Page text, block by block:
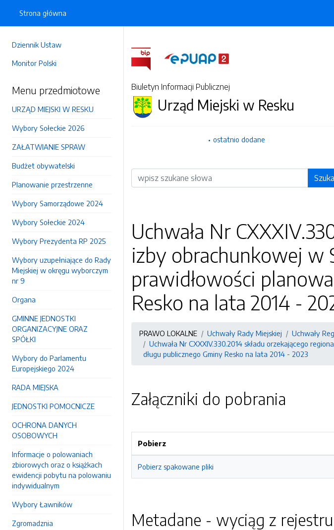
Dziennik Ustaw
Monitor Polski
Menu przedmiotowe
URZĄD MIEJSKI W RESKU
Wybory Sołeckie 2026
ZAŁATWIANIE SPRAW
Budżet obywatelski
Planowanie przestrzenne
Wybory Samorządowe 2024
Wybory Sołeckie 2024
Wybory Prezydenta RP 2025
Wybory uzupełniające do Rady
Miejskiej w okręgu wyborczym
nr 9
Organa
GMINNE JEDNOSTKI
ORGANIZACYJNE ORAZ
SPÓŁKI
Wybory do Parlamentu
Europejskiego 2024
RADA MIEJSKA
JEDNOSTKI POMOCNICZE
OCHRONA DANYCH
OSOBOWYCH
Informacje o polowaniach
zbiorowych oraz o książkach
ewidencji pobytu na polowaniu
indywidualnym
Wybory Ławników
Zgromadznia
Strona główna
Biuletyn Informacji Publicznej
Urząd Miejski w Resku
ostatnio dodane
Wyszukiwarka
Uchwała Nr
izby obrachunkowej w
prawidłowości
Resko na lata 2014 -
PRAWO LOKALNE Uchwały Rady Miejskiej
Uchwały
Uchwała Nr CXXXIV.330.2014 składu orzekającego
długu publicznego Gminy Resko na lata 2014 - 2023
Załączniki do pobrania
Pobierz
Pobierz spakowane pliki
Metadane - wyciąg z